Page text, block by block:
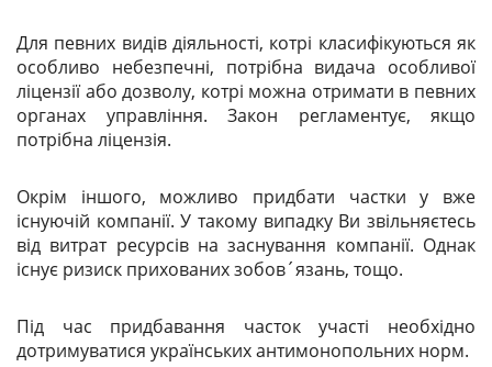
Для певних видів діяльності, котрі класифікуються як
особливо небезпечні, потрібна видача особливої
ліцензії або дозволу, котрі можна отримати в певних
органах управління. Закон регламентує, якщо
потрібна ліцензія.
Окрім іншого, можливо придбати частки у вже
існуючій компанії. У такому випадку Ви звільняєтесь
від витрат ресурсів на заснування компанії. Однак
існує ризиск прихованих зобов´язань, тощо.
Під час придбавання часток участі необхідно
дотримуватися українських антимонопольних норм.